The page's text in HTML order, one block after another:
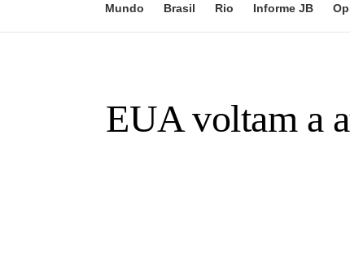
Mundo Brasil Rio Informe JB
EUA voltam a